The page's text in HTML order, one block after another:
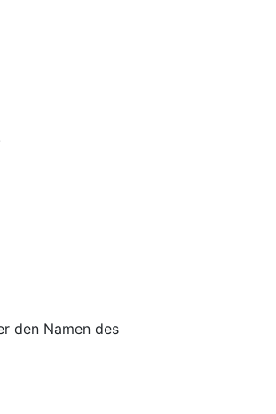
den Namen des